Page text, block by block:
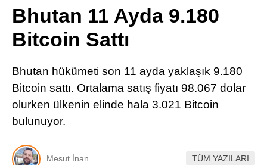
Youtube
Pinterest
LinkedIn
Bhutan 11 Ayda 9.180
Bitcoin Sattı
Bhutan hükümeti son 11 ayda yaklaşık 9.180
Bitcoin sattı. Ortalama satış fiyatı 98.067 dolar
olurken ülkenin elinde hala 3.021 Bitcoin
bulunuyor.
Mesut İnan TÜM YAZILARI